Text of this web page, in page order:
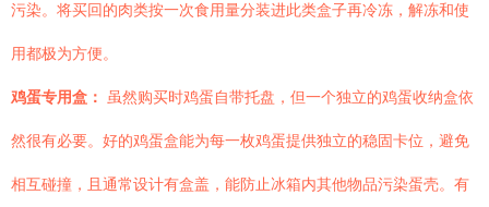
污染。将买回的肉类按一次食用量分装进此类盒子再冷冻，解冻和使
用都极为方便。
鸡蛋专用盒： 虽然购买时鸡蛋自带托盘，但一个独立的鸡蛋收纳盒依
然很有必要。好的鸡蛋盒能为每一枚鸡蛋提供独立的稳固卡位，避免
相互碰撞，且通常设计有盒盖，能防止冰箱内其他物品污染蛋壳。有